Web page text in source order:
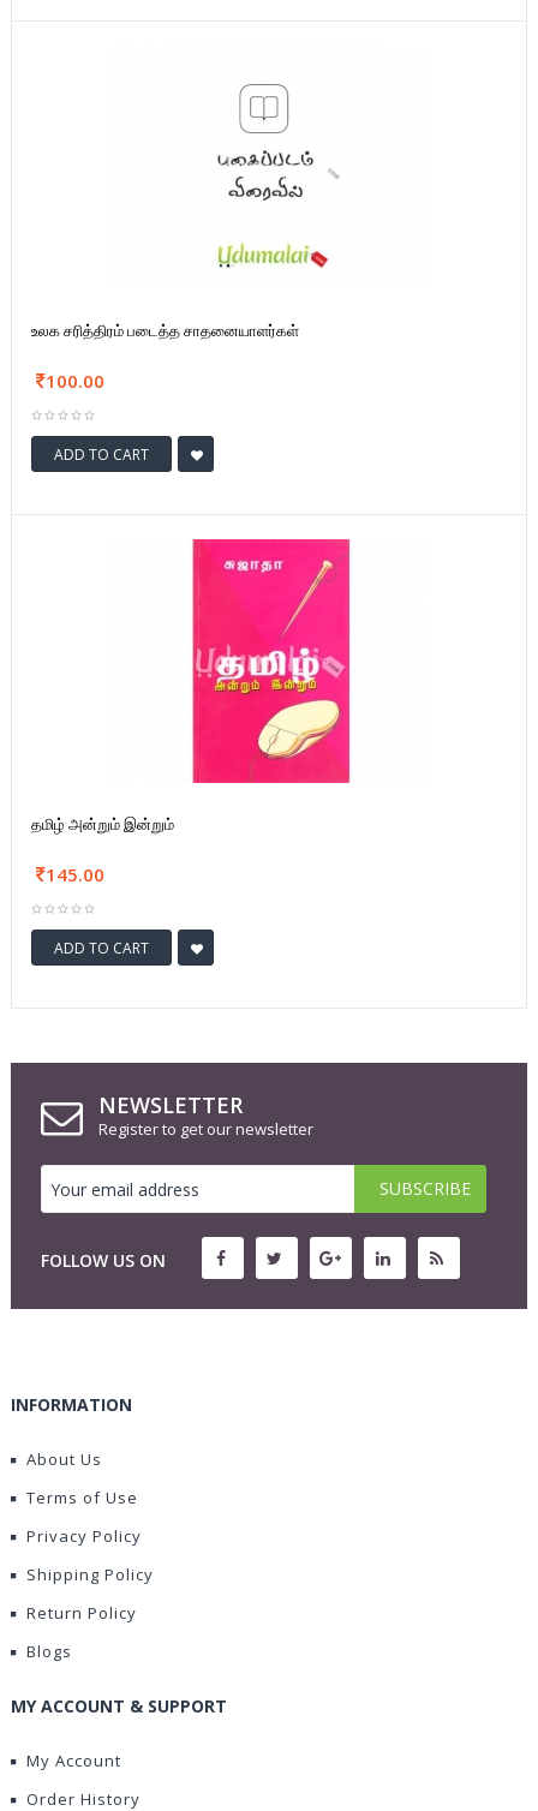
உலக சரித்திரம் படைத்த சாதனையாளர்கள்
100.00
ADD TO CART
தமிழ் அன்றும் இன்றும்
145.00
ADD TO CART
NEWSLETTER
Register to get our newsletter
FOLLOW US ON
INFORMATION
About Us
Terms of Use
Privacy Policy
Shipping Policy
Return Policy
Blogs
MY ACCOUNT & SUPPORT
My Account
Order History